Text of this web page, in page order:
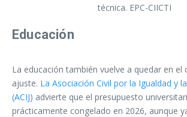
técnica. EPC-CIICTI
Educación
La educación también vuelve a quedar en el
ajuste. La Asociación Civil por la Igualdad y
(ACIJ) advierte que el presupuesto
prácticamente congelado en 2026, aunque